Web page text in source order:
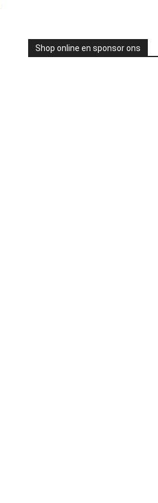
Shop online en sponsor ons